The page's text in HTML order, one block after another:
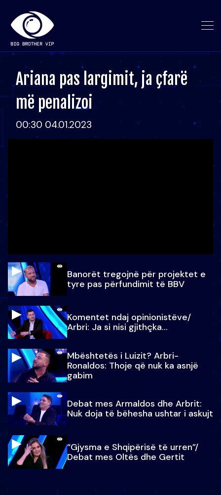
Ariana pas largimit, ja çfarë
më penalizoi
00:30 04.01.2023
Banorët tregojnë për projektet e
tyre pas përfundimit të BBV
Komentet ndaj opinionistëve/
Arbri: Ja si nisi gjithçka…
Mbështetës i Luizit? Arbri-
Ronaldos: Thoje që nuk ka asnjë
gabim
Debat mes Armaldos dhe Arbrit:
Nuk doja të bëhesha ushtar i askujt
“Gjysma e Shqipërisë të urren”/
Debat mes Oltës dhe Gertit